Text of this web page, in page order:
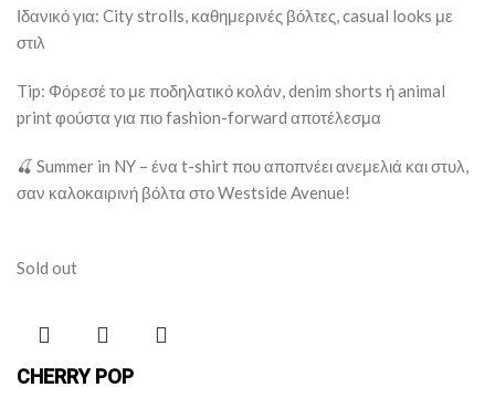
Ιδανικό για: City strolls, καθημερινές βόλτες, casual looks με
στιλ
Tip: Φόρεσέ το με ποδηλατικό κολάν, denim shorts ή animal
print φούστα για πιο fashion-forward αποτέλεσμα
🍒 Summer in NY – ένα t-shirt που αποπνέει ανεμελιά και στυλ,
σαν καλοκαιρινή βόλτα στο Westside Avenue!
Sold out
CHERRY POP